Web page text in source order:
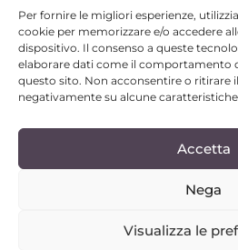
Per fornire le migliori esperienze,
cookie per memorizzare e/o accedere
dispositivo. Il consenso a queste
elaborare dati come il comportamento
questo sito. Non acconsentire o ritirare
negativamente su alcune
Accetta
Nega
Visualizza le
Str.da Prov.le delle
58043 – Castiglione